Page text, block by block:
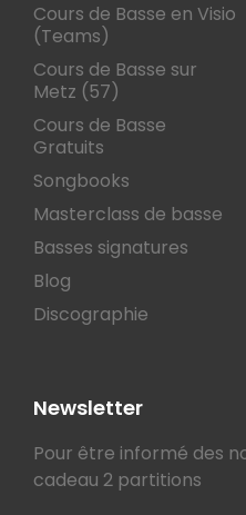
Cours de Basse en Visio
(Teams)
Cours de Basse sur
Metz (57)
Cours de Basse
Gratuits
Songbooks
Masterclass de basse
Basses signatures
Blog
Discographie
Newsletter
Pour être informé des
cadeau 2 partitions